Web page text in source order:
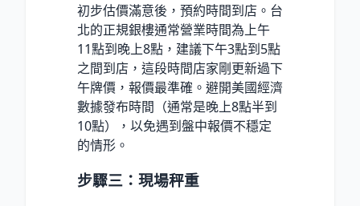
初步估價滿意後，預約時間到店。台
北的正規銀樓通常營業時間為上午
11點到晚上8點，建議下午3點到5點
之間到店，這段時間店家剛更新過下
午牌價，報價最準確。避開美國經濟
數據發布時間（通常是晚上8點半到
10點），以免遇到盤中報價不穩定
的情形。
步驟三：現場秤重